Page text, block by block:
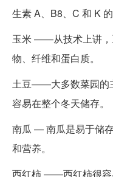
生素 A、B8、C 和 K 的
玉米 ——从技术上讲，
物、纤维和蛋白质。
土豆——大多数菜园的
容易在整个冬天储存。
南瓜 — 南瓜是易于储
和营养。
西红柿 ——西红柿很容